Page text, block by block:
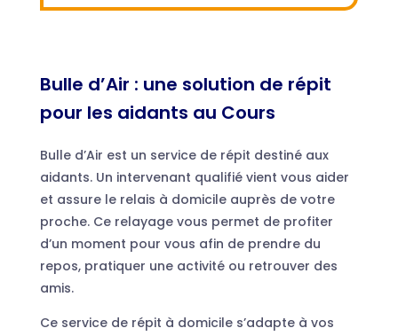
Bulle d’Air : une solution de répit
pour les aidants au Cours
Bulle d’Air est un service de répit destiné aux
aidants. Un intervenant qualifié vient vous aider
et assure le relais à domicile auprès de votre
proche. Ce relayage vous permet de profiter
d’un moment pour vous afin de prendre du
repos, pratiquer une activité ou retrouver des
amis.
Ce service de répit à domicile s’adapte à vos